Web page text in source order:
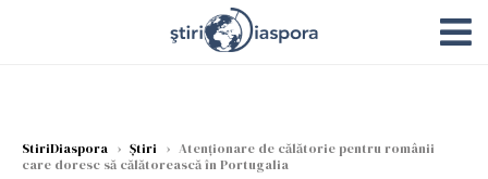
StiriDiaspora › Știri › Atenţionare de călătorie pentru românii
care doresc să călătorească în Portugalia